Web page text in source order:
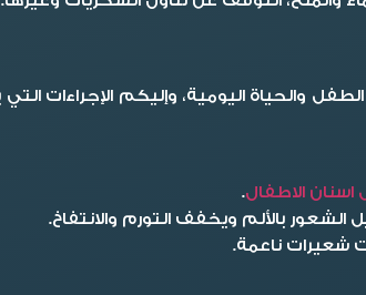
اسنان الاطفال.
بالألم ويخفف التورم والانتفاخ.
شعيرات ناعمة.